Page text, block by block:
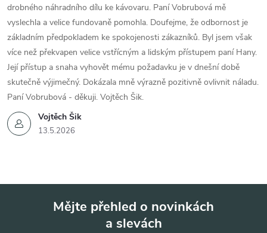
Vojtěch Šik
13.5.2026
drobného náhradního dílu ke kávovaru. Paní Vobrubová mě
vyslechla a velice fundovaně pomohla. Doufejme, že odbornost je
základním předpokladem ke spokojenosti zákazníků. Byl jsem však
více než překvapen velice vstřícným a lidským přístupem paní Hany.
Její přístup a snaha vyhovět mému požadavku je v dnešní době
skutečně výjimečný. Dokázala mně výrazně pozitivně ovlivnit náladu.
Paní Vobrubová - děkuji. Vojtěch Šik.
Mějte přehled o novinkách
a slevách